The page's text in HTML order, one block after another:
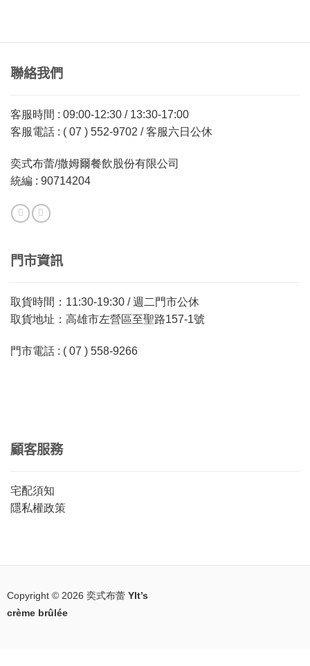
聯絡我們
客服時間 : 09:00-12:30 / 13:30-17:00
客服電話 : ( 07 ) 552-9702 / 客服六日公休
奕式布蕾/撒姆爾餐飲股份有限公司
統編 : 90714204
門市資訊
取貨時間：11:30-19:30 / 週二門市公休
取貨地址：高雄市左營區至聖路157-1號
門市電話 : ( 07 ) 558-9266
顧客服務
宅配須知
隱私權政策
Copyright © 2026 奕式布蕾 YIt’s
crème brûlée